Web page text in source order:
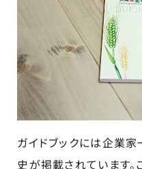
ガイドブックには企業
史が掲載されています